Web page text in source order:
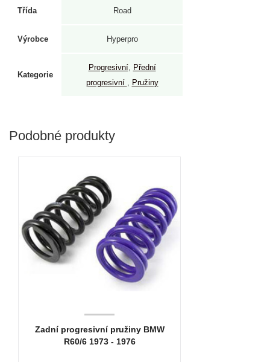
Třída Road
Výrobce Hyperpro
Kategorie
Progresivní, Přední
progresivní , Pružiny
Podobné produkty
Zadní progresivní pružiny BMW
R60/6 1973 - 1976